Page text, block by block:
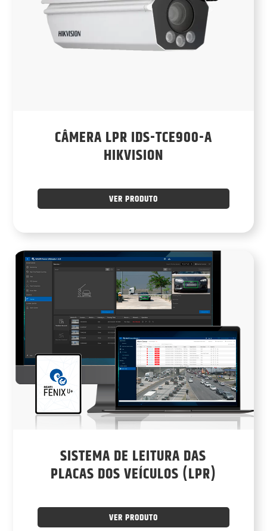
CÂMERA LPR IDS-TCE900-A
HIKVISION
VER PRODUTO
SISTEMA DE LEITURA DAS
PLACAS DOS VEÍCULOS (LPR)
VER PRODUTO